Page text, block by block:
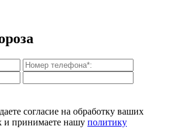
согласие на обработку ваших
и принимаете нашу политику